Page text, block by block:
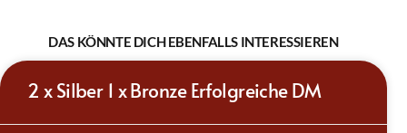
DAS KÖNNTE DICH EBENFALLS INTERESSIEREN
2 x Silber 1 x Bronze Erfolgreiche DM